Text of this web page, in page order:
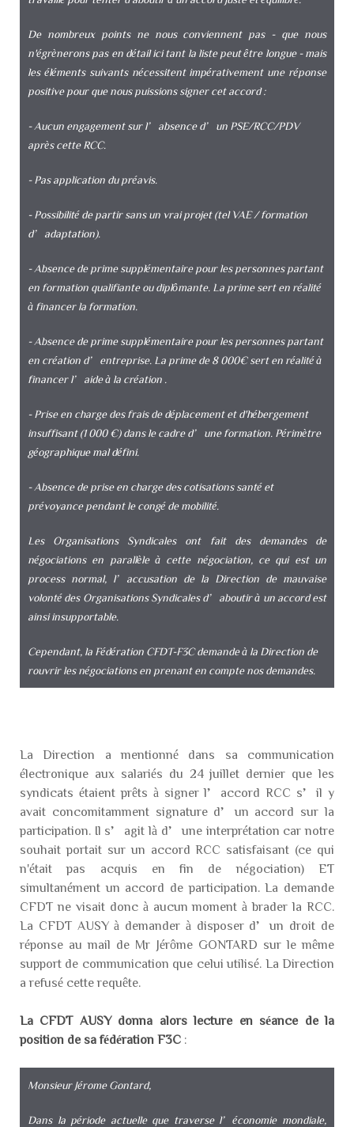
De nombreux points ne nous conviennent pas - que nous
n'égrènerons pas en détail ici tant la liste peut être longue - mais
les éléments suivants nécessitent impérativement une réponse
positive pour que nous puissions signer cet accord :
- Aucun engagement sur l’absence d’un PSE/RCC/PDV
après cette RCC.
- Pas application du préavis.
- Possibilité de partir sans un vrai projet (tel VAE / formation
d’adaptation).
- Absence de prime supplémentaire pour les personnes partant
en formation qualifiante ou diplômante. La prime sert en réalité
à financer la formation.
- Absence de prime supplémentaire pour les personnes partant
en création d’entreprise. La prime de 8 000€ sert en réalité à
financer l’aide à la création .
- Prise en charge des frais de déplacement et d'hébergement
insuffisant (1 000 €) dans le cadre d’une formation. Périmètre
géographique mal défini.
- Absence de prise en charge des cotisations santé et
prévoyance pendant le congé de mobilité.
Les Organisations Syndicales ont fait des demandes de
négociations en parallèle à cette négociation, ce qui est un
process normal, l’accusation de la Direction de mauvaise
volonté des Organisations Syndicales d’aboutir à un accord est
ainsi insupportable.
Cependant, la Fédération CFDT-F3C demande à la Direction de
rouvrir les négociations en prenant en compte nos demandes.
La Direction a mentionné dans sa communication
électronique aux salariés du 24 juillet dernier que les
syndicats étaient prêts à signer l’accord RCC s’il y
avait concomitamment signature d’un accord sur la
participation. Il s’agit là d’une interprétation car notre
souhait portait sur un accord RCC satisfaisant (ce qui
n'était pas acquis en fin de négociation) ET
simultanément un accord de participation. La demande
CFDT ne visait donc à aucun moment à brader la RCC.
La CFDT AUSY à demander à disposer d’un droit de
réponse au mail de Mr Jérôme GONTARD sur le même
support de communication que celui utilisé. La Direction
a refusé cette requête.
La CFDT AUSY donna alors lecture en séance de la
position de sa fédération F3C :
Monsieur Jérome Gontard,
Dans la période actuelle que traverse l’économie mondiale,